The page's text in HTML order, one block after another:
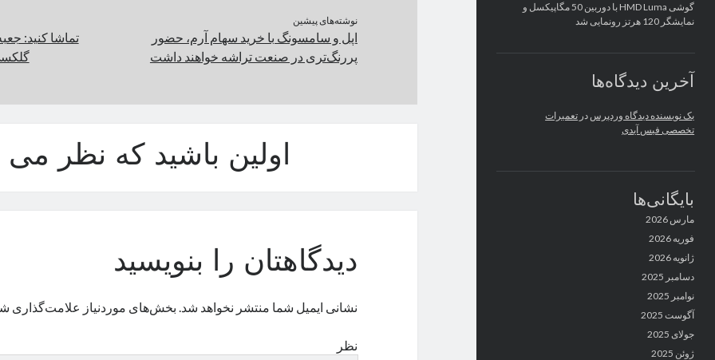
گوشی HMD Luma با دوربین 50 مگاپیکسل و
نمایشگر 120 هرتز رونمایی شد
آخرین دیدگاه‌ها
یک نویسنده دیدگاه وردپرس در تعمیرات
تخصصی فیس آیدی
بایگانی‌ها
مارس 2026
فوریه 2026
ژانویه 2026
دسامبر 2025
نوامبر 2025
آگوست 2025
جولای 2025
ژوئن 2025
نوشته‌های پیشین
اپل و سامسونگ با خرید سهام آرم، حضور
پررنگ‌تری در صنعت تراشه خواهند داشت
تماشا کنید:
گلکسی
اولین باشید که نظر می
دیدگاهتان را بنویسید
نشانی ایمیل شما منتشر نخواهد شد. بخش‌های موردنیاز علامت‌گذاری
نظر